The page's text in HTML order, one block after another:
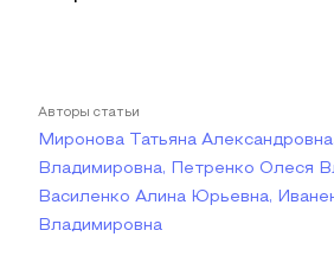
Авторы статьи
Миронова Татьяна
Владимировна, Петренко Олеся
Василенко Алина Юрьевна,
Владимировна